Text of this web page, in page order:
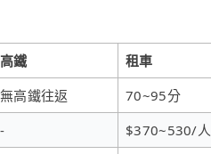
高鐵 租車
無高鐵往返 70~95分
- $370~530/人